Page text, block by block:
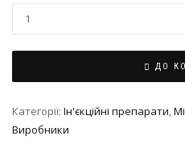
ДО
Категорії: Ін'єкційні препарати,
Виробники